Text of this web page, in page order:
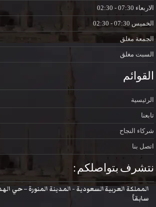
الاربعاء
الخميس
الجمعة مغلق
السبت مغلق
القوائم
الرئيسية
تابعنا
شركاء النجاح
اتصل بنا
نتشرف بتواصلكم :
المملكة العربية السعودية - المدينة المنورة – حي
سابقاً